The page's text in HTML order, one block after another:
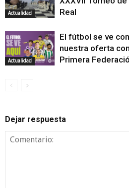
Actualidad
Real
Actualidad
El fútbol se ve
nuestra oferta
Primera
Dejar respuesta